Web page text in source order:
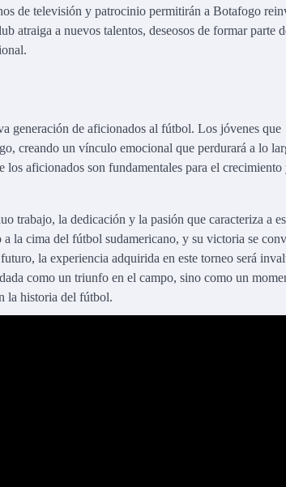
de televisión y patrocinio permitirán a Botafogo
atraiga a nuevos talentos, deseosos de formar parte
generación de aficionados al fútbol. Los jóvenes que
creando un vínculo emocional que perdurará a lo
aficionados son fundamentales para el crecimiento
trabajo, la dedicación y la pasión que caracteriza a
la cima del fútbol sudamericano, y su victoria se
la experiencia adquirida en este torneo será
como un triunfo en el campo, sino como un
la historia del fútbol.